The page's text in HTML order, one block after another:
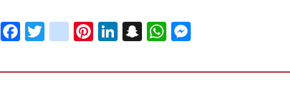
ShareFacebook
Twitter
instagram
Pinterest
LinkedIn
Snapchat
WhatsApp